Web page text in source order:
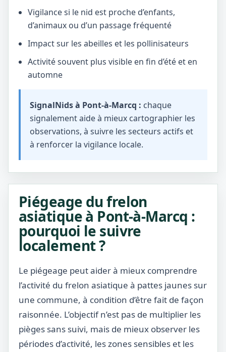
Vigilance si le nid est proche d’enfants,
d’animaux ou d’un passage fréquenté
Impact sur les abeilles et les pollinisateurs
Activité souvent plus visible en fin d’été et en
automne
SignalNids à Pont-à-Marcq : chaque
signalement aide à mieux cartographier les
observations, à suivre les secteurs actifs et
à renforcer la vigilance locale.
Piégeage du frelon
asiatique à Pont-à-Marcq :
pourquoi le suivre
localement ?
Le piégeage peut aider à mieux comprendre
l’activité du frelon asiatique à pattes jaunes sur
une commune, à condition d’être fait de façon
raisonnée. L’objectif n’est pas de multiplier les
pièges sans suivi, mais de mieux observer les
périodes d’activité, les zones sensibles et les